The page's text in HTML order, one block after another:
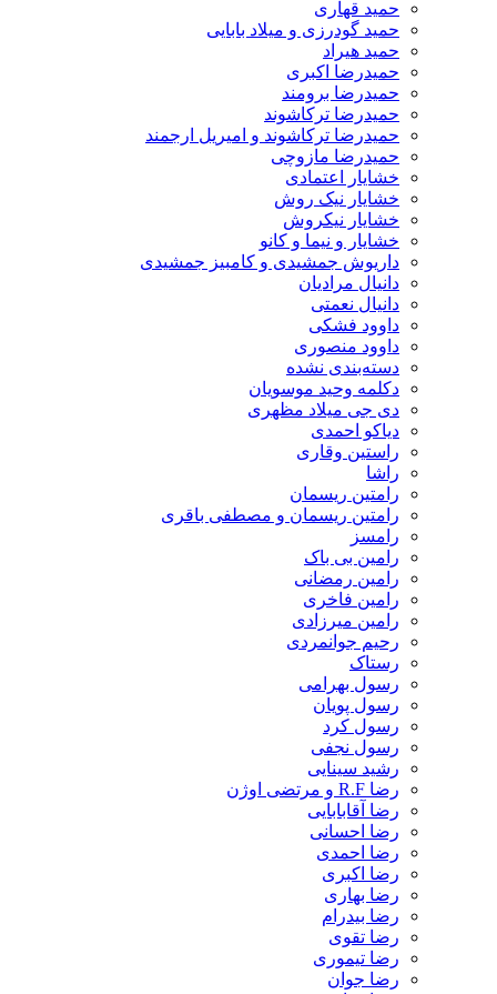
حمید قهاری
حمید گودرزی و میلاد بابایی
حمید هیراد
حمیدرضا اکبری
حمیدرضا برومند
حمیدرضا ترکاشوند
حمیدرضا ترکاشوند و امیریل ارجمند
حمیدرضا مازوچی
خشایار اعتمادی
خشایار نیک روش
خشایار نیکروش
خشایار و نیما و کانو
داریوش جمشیدی و کامبیز جمشیدی
دانیال مرادیان
دانیال نعمتی
داوود فشکی
داوود منصوری
دسته‌بندی نشده
دکلمه وحید موسویان
دی جی میلاد مظهری
دیاکو احمدی
راستین وقاری
راشا
رامتین ریسمان
رامتین ریسمان و مصطفی باقری
رامسز
رامین بی باک
رامین رمضانی
رامین فاخری
رامین میرزادی
رحیم جوانمردی
رستاک
رسول بهرامی
رسول پویان
رسول کرد
رسول نجفی
رشید سینایی
رضا R.F و مرتضی اوژن
رضا آقابابایی
رضا احسانی
رضا احمدی
رضا اکبری
رضا بهاری
رضا بیدرام
رضا تقوی
رضا تیموری
رضا جوان